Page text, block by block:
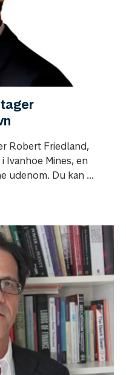
Robert Friedland,
Ivanhoe Mines, en
udenom. Du kan ...